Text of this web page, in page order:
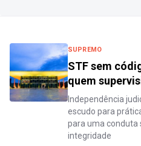
SUPREMO
STF sem
quem
Independência
escudo para
para uma conduta
integridade